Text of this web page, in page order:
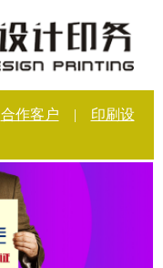
合作客户 |
印刷设